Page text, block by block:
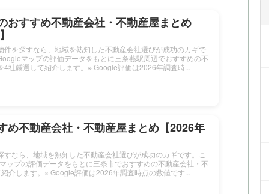
おすすめ不動産会社・不動産屋まとめ
件を探すなら、地域を熟知した不動産会社選びが成功のカギで
マップの評価データをもとに三条燕駅周辺でおすすめの不
4社厳選して紹介します。※ Google評価は2026年調査時...
め不動産会社・不動産屋まとめ【2026年
すなら、地域を熟知した不動産会社選びが成功のカギです。こ
ップの評価データをもとに三条市でおすすめの不動産会社・不
介します。※ Google評価は2026年調査時点の数値です...